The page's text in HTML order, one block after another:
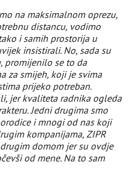
na maksimalnom oprezu,
distancu, vodimo
i samih prostorija u
insistirali. No, sada su
promijenilo se to da
za smijeh, koji je svima
prijeko potreban.
jer kvaliteta radnika ogleda
Jedni drugima smo
i mnogi od nas koji
kompanijama, ZIPR
domom jer su ovdje
od mene. Na to sam